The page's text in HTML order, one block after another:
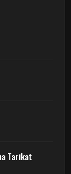
Tarikat